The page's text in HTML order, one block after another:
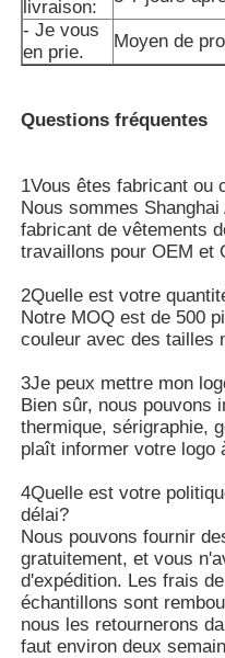
Visite d'usine
Contactez-nous
nouvelles
Demandez une citation
Les guêtres sans
L'ouatine des femmes
Legging Spandex
Guêtres colorées de
livraison:
- Je vous
en prie.
Moyen de
Questions fréquentes
1Vous êtes fabricant ou
Nous sommes
fabricant de vêtements
travaillons pour OEM et
2Quelle est votre
Notre MOQ est de 500
couleur avec des tailles
3Je peux mettre mon
Bien sûr, nous pouvons
thermique, sérigraphie,
plaît informer votre logo
4Quelle est votre
délai?
Nous pouvons fournir
gratuitement, et vous
d'expédition. Les frais
échantillons sont
nous les retournerons
faut environ deux